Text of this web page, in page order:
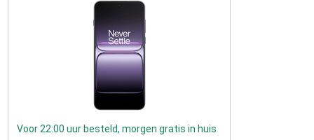
Voor 22:00 uur besteld, morgen gratis in huis